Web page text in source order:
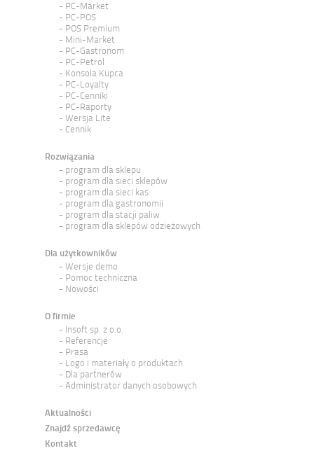
PC-Market
PC-POS
POS Premium
Mini-Market
PC-Gastronom
PC-Petrol
Konsola Kupca
PC-Loyalty
PC-Cenniki
PC-Raporty
Wersja Lite
Cennik
Rozwiązania
program dla sklepu
program dla sieci sklepów
program dla sieci kas
program dla gastronomii
program dla stacji paliw
program dla sklepów odzieżowych
Dla użytkowników
Wersje demo
Pomoc techniczna
Nowości
O firmie
Insoft sp. z o.o.
Referencje
Prasa
Logo i materiały o produktach
Dla partnerów
Administrator danych osobowych
Aktualności
Znajdź sprzedawcę
Kontakt